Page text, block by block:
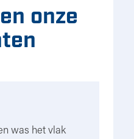
onze
was het vlak